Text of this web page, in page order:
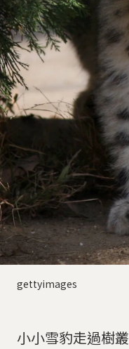
gettyimages
小小雪豹走過樹